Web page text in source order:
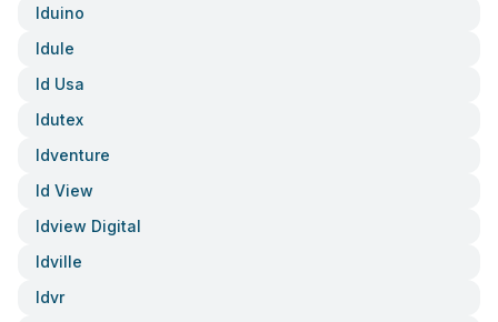
Iduino
Idule
Id Usa
Idutex
Idventure
Id View
Idview Digital
Idville
Idvr